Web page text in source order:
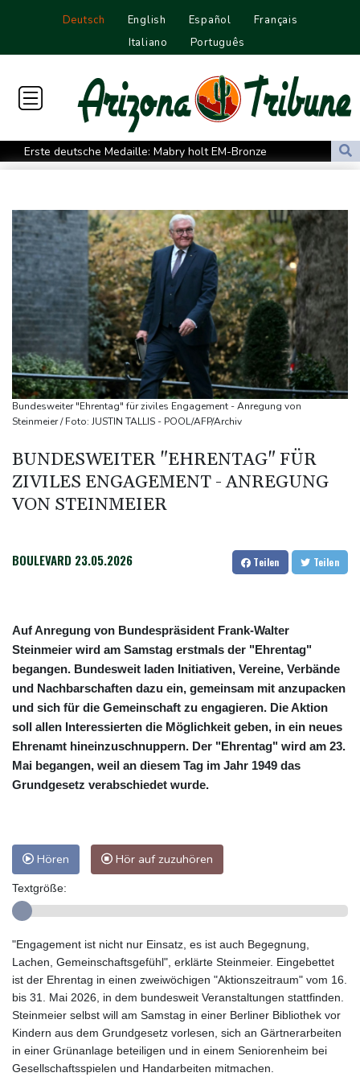
Deutsch English Español
Français
Italiano
Português
Erste deutsche Medaille: Mabry holt EM-Bronze
Mehr als 70 Prozent Englands von Dürre betroffen
Katastrophenfall ausgerufen
Trump fordert Entschädigungen vom Iran
Russische Oppositionspartei Jabloko von Parlamentswahl
ausgeschlossen
Schwimm-EM: Märtens holt mit Staffel erste Becken-Medaille
Kosovo-Schutztruppe KFOR will Präsenz an Schlüsselpositionen
zurückfahren
Regierung baut Drohnenabwehr an Flughäfen aus - Absage an
Bundeswehr-Einsatz
Präsident von Ceuta will Migranten bis zu ihrer Ausweisung
Mindestens 18 Tote bei schwerem Erdbeben in Kolumbien
Bundesweiter "Ehrentag" für ziviles Engagement - Anregung von
Steinmeier / Foto: JUSTIN TALLIS - POOL/AFP/Archiv
BUNDESWEITER "EHRENTAG" FÜR
ZIVILES ENGAGEMENT - ANREGUNG
VON STEINMEIER
BOULEVARD 23.05.2026 Teilen Teilen
Auf Anregung von Bundespräsident Frank-Walter
Steinmeier wird am Samstag erstmals der "Ehrentag"
begangen. Bundesweit laden Initiativen, Vereine, Verbände
und Nachbarschaften dazu ein, gemeinsam mit anzupacken
und sich für die Gemeinschaft zu engagieren. Die Aktion
soll allen Interessierten die Möglichkeit geben, in ein neues
Ehrenamt hineinzuschnuppern. Der "Ehrentag" wird am 23.
Mai begangen, weil an diesem Tag im Jahr 1949 das
Grundgesetz verabschiedet wurde.
Hören Hör auf zuzuhören
Textgröße:
"Engagement ist nicht nur Einsatz, es ist auch Begegnung,
Lachen, Gemeinschaftsgefühl", erklärte Steinmeier. Eingebettet
ist der Ehrentag in einen zweiwöchigen "Aktionszeitraum" vom 16.
bis 31. Mai 2026, in dem bundesweit Veranstaltungen stattfinden.
Steinmeier selbst will am Samstag in einer Berliner Bibliothek vor
Kindern aus dem Grundgesetz vorlesen, sich an Gärtnerarbeiten
in einer Grünanlage beteiligen und in einem Seniorenheim bei
Gesellschaftsspielen und Handarbeiten mitmachen.